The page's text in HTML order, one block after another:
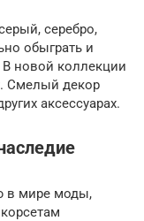
серебро,
обыграть и
новой коллекции
Смелый декор
аксессуарах.
в мире моды,